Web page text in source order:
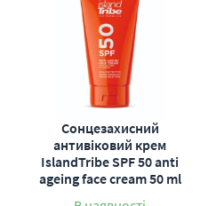
Сонцезахисний
антивіковий крем
IslandTribe SPF 50 anti
ageing face cream 50 ml